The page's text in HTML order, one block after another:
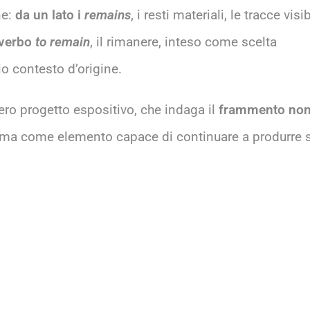
da un lato i remains, i resti materiali, le tracce
to remain, il rimanere, inteso come scelta
contesto d’origine.
progetto espositivo, che indaga il frammento
come elemento capace di continuare a produrre